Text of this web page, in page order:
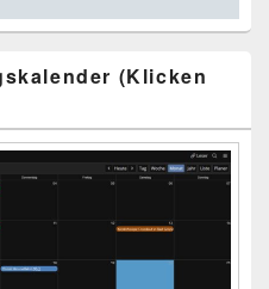
(Klicken